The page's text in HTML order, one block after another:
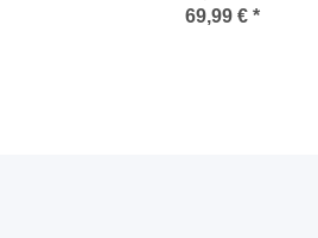
schwarz/orange
69,99 € *